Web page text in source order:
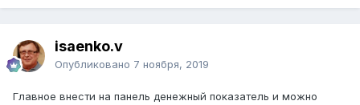
isaenko.v
Опубликовано 7 ноября, 2019
Главное внести на панель денежный показатель и можно